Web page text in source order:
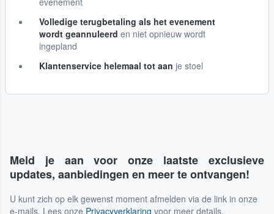
Volledige terugbetaling als het evenement
wordt geannuleerd en niet opnieuw wordt
ingepland
Klantenservice helemaal tot aan je stoel
Meld je aan voor onze laatste exclusieve
updates, aanbiedingen en meer te ontvangen!
U kunt zich op elk gewenst moment afmelden via de link in onze
e-mails. Lees onze Privacyverklaring voor meer details.